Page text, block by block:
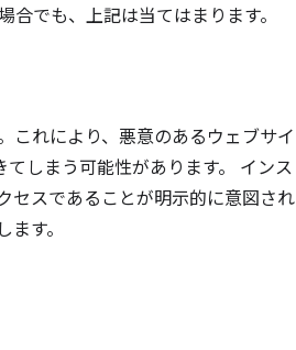
でも、上記は当てはまります。
これにより、悪意のあるウェブサイ
てしまう可能性があります。 インス
セスであることが明示的に意図され
す。